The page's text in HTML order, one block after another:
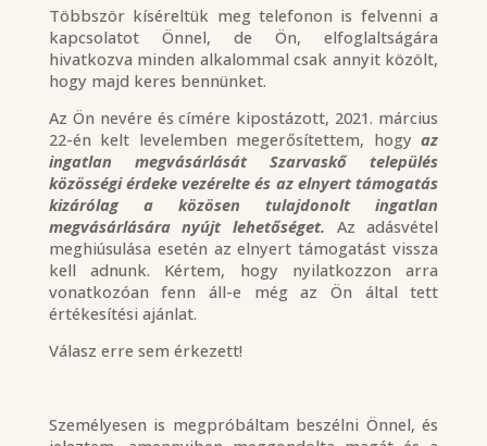
Többször kíséreltük meg telefonon is felvenni a
kapcsolatot Önnel, de Ön, elfoglaltságára
hivatkozva minden alkalommal csak annyit közölt,
hogy majd keres bennünket.
Az Ön nevére és címére kipostázott, 2021. március
22-én kelt levelemben megerősítettem, hogyaz
ingatlan megvásárlását Szarvaskő település
közösségi érdeke vezérelte és az elnyert támogatás
kizárólag a közösen tulajdonolt ingatlan
megvásárlására nyújt lehetőséget. Az adásvétel
meghiúsulása esetén az elnyert támogatást vissza
kell adnunk. Kértem, hogy nyilatkozzon arra
vonatkozóan fenn áll-e még az Ön által tett
értékesítési ajánlat.
Válasz erre sem érkezett!
Személyesen is megpróbáltam beszélni Önnel, és